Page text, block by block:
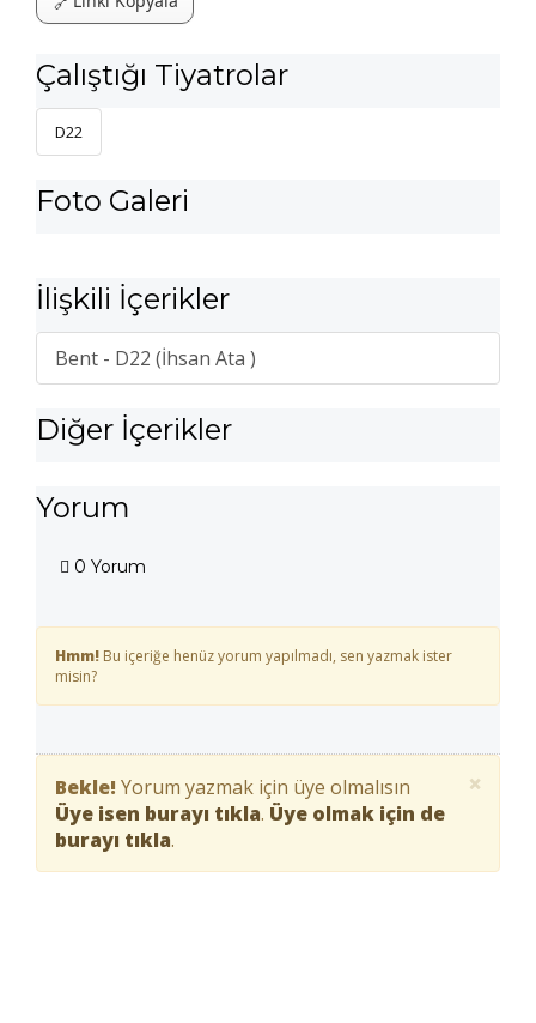
Çalıştığı Tiyatrolar
D22
Foto Galeri
İlişkili İçerikler
Bent - D22 (İhsan Ata )
Diğer İçerikler
Yorum
0 Yorum
Hmm! Bu içeriğe henüz yorum yapılmadı, sen yazmak ister
misin?
×
Bekle! Yorum yazmak için üye olmalısın
Üye isen burayı tıkla. Üye olmak için de
burayı tıkla.